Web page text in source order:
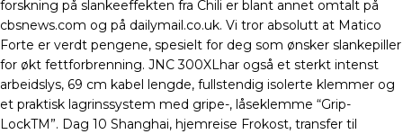
forskning på slankeeffekten fra Chili er blant annet omtalt på
cbsnews.com og på dailymail.co.uk. Vi tror absolutt at Matico
Forte er verdt pengene, spesielt for deg som ønsker slankepiller
for økt fettforbrenning. JNC 300XLhar også et sterkt intenst
arbeidslys, 69 cm kabel lengde, fullstendig isolerte klemmer og
et praktisk lagrinssystem med gripe-, låseklemme “Grip-
LockTM”. Dag 10 Shanghai, hjemreise Frokost, transfer til